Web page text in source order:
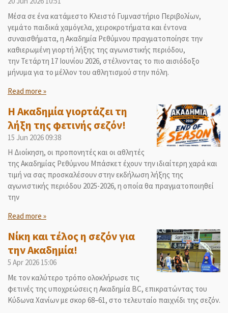
Μέσα σε ένα κατάμεστο Κλειστό Γυμναστήριο Περιβολίων,
γεμάτο παιδικά χαμόγελα, χειροκροτήματα και έντονα
συναισθήματα, η Ακαδημία Ρεθύμνου πραγματοποίησε την
καθιερωμένη γιορτή λήξης της αγωνιστικής περιόδου,
την Τετάρτη 17 Ιουνίου 2026, στέλνοντας το πιο αισιόδοξο
μήνυμα για το μέλλον του αθλητισμού στην πόλη.
Read more »
Η Ακαδημία γιορτάζει τη
λήξη της φετινής σεζόν!
15 Jun 202609:38
Η Διοίκηση, οι προπονητές και οι αθλητές
της Ακαδημίας Ρεθύμνου Μπάσκετ έχουν την ιδιαίτερη χαρά και
τιμή να σας προσκαλέσουν στην εκδήλωση λήξης της
αγωνιστικής περιόδου 2025-2026, η οποία θα πραγματοποιηθεί
την
Read more »
Νίκη και τέλος η σεζόν για
την Ακαδημία!
5 Apr 2026 15:06
Με τον καλύτερο τρόπο ολοκλήρωσε τις
φετινές της υποχρεώσεις η Ακαδημία BC, επικρατώντας του
Κύδωνα Χανίων με σκορ 68–61, στο τελευταίο παιχνίδι της σεζόν.